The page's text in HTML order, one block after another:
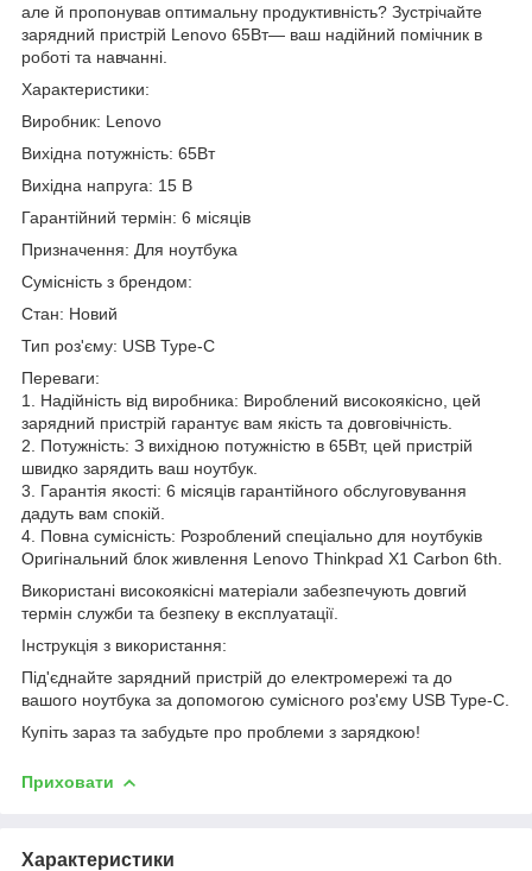
але й пропонував оптимальну продуктивність? Зустрічайте
зарядний пристрій Lenovo 65Вт— ваш надійний помічник в
роботі та навчанні.
Характеристики:
Виробник: Lenovo
Вихідна потужність: 65Вт
Вихідна напруга: 15 В
Гарантійний термін: 6 місяців
Призначення: Для ноутбука
Сумісність з брендом:
Стан: Новий
Тип роз'єму: USB Type-C
Переваги:
1. Надійність від виробника: Вироблений високоякісно, цей
зарядний пристрій гарантує вам якість та довговічність.
2. Потужність: З вихідною потужністю в 65Вт, цей пристрій
швидко зарядить ваш ноутбук.
3. Гарантія якості: 6 місяців гарантійного обслуговування
дадуть вам спокій.
4. Повна сумісність: Розроблений спеціально для ноутбуків
Оригінальний блок живлення Lenovo Thinkpad X1 Carbon 6th.
Використані високоякісні матеріали забезпечують довгий
термін служби та безпеку в експлуатації.
Інструкція з використання:
Під'єднайте зарядний пристрій до електромережі та до
вашого ноутбука за допомогою сумісного роз'єму USB Type-C.
Купіть зараз та забудьте про проблеми з зарядкою!
Приховати
Характеристики